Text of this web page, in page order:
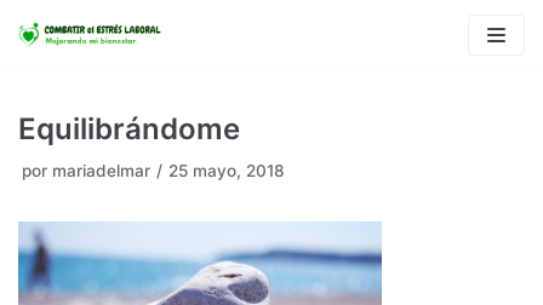
Saltar
Equilibrándome
por mariadelmar 25 mayo, 2018